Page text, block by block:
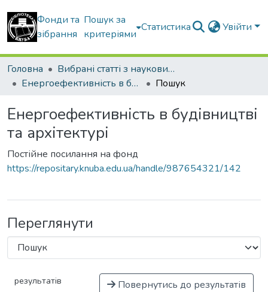
Фонди та
зібрання
Пошук за
критеріями
Статистика Увійти
Головна
Вибрані статті з наукових збірників КНУБА
Енергоефективність в будівництві та архітектурі
Пошук
Енергоефективність в будівництві
та архітектурі
Постійне посилання на фонд
https://repositary.knuba.edu.ua/handle/987654321/142
Переглянути
результатів Повернутись до результатів